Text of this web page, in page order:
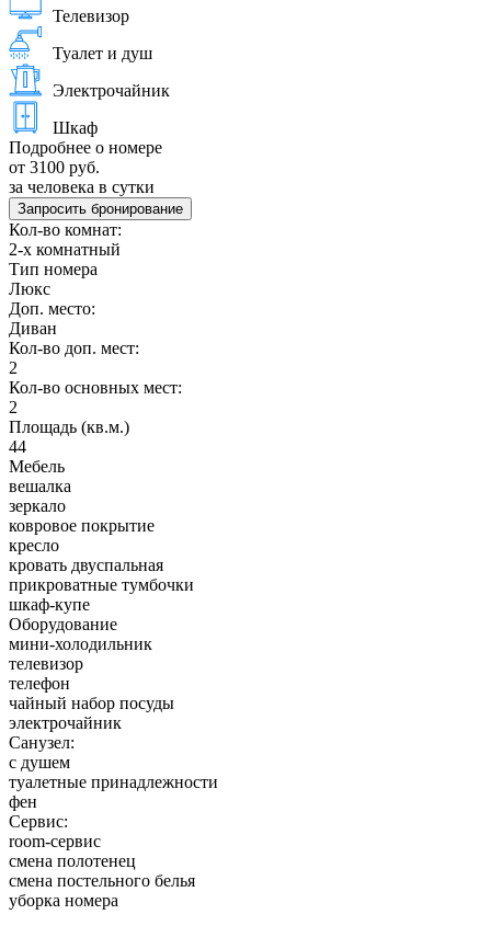
Телевизор
Туалет и душ
Электрочайник
Шкаф
Подробнее о номере
от 3100 руб.
за человека в сутки
Запросить бронирование
Кол-во комнат:
2-х комнатный
Тип номера
Люкс
Доп. место:
Диван
Кол-во доп. мест:
2
Кол-во основных мест:
2
Площадь (кв.м.)
44
Мебель
вешалка
зеркало
ковровое покрытие
кресло
кровать двуспальная
прикроватные тумбочки
шкаф-купе
Оборудование
мини-холодильник
телевизор
телефон
чайный набор посуды
электрочайник
Санузел:
с душем
туалетные принадлежности
фен
Сервис:
room-сервис
смена полотенец
смена постельного белья
уборка номера